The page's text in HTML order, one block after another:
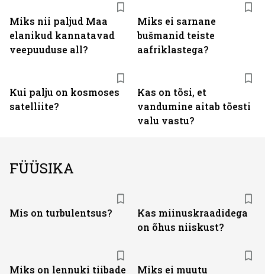
Miks nii paljud Maa
elanikud kannatavad
veepuuduse all?
Miks ei sarnane
bušmanid teiste
aafriklastega?
Kui palju on kosmoses
satelliite?
Kas on tõsi, et
vandumine aitab tõesti
valu vastu?
FÜÜSIKA
Mis on turbulentsus?
Kas miinuskraadidega
on õhus niiskust?
Miks on lennuki tiibade
Miks ei muutu